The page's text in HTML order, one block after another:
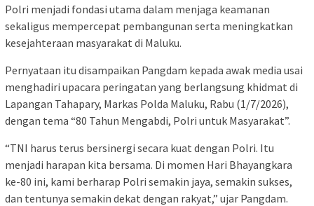
Polri menjadi fondasi utama dalam menjaga keamanan
sekaligus mempercepat pembangunan serta meningkatkan
kesejahteraan masyarakat di Maluku.
Pernyataan itu disampaikan Pangdam kepada awak media usai
menghadiri upacara peringatan yang berlangsung khidmat di
Lapangan Tahapary, Markas Polda Maluku, Rabu (1/7/2026),
dengan tema “80 Tahun Mengabdi, Polri untuk Masyarakat”.
“TNI harus terus bersinergi secara kuat dengan Polri. Itu
menjadi harapan kita bersama. Di momen Hari Bhayangkara
ke-80 ini, kami berharap Polri semakin jaya, semakin sukses,
dan tentunya semakin dekat dengan rakyat,” ujar Pangdam.